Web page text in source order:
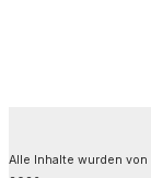
Alle Inhalte wurden